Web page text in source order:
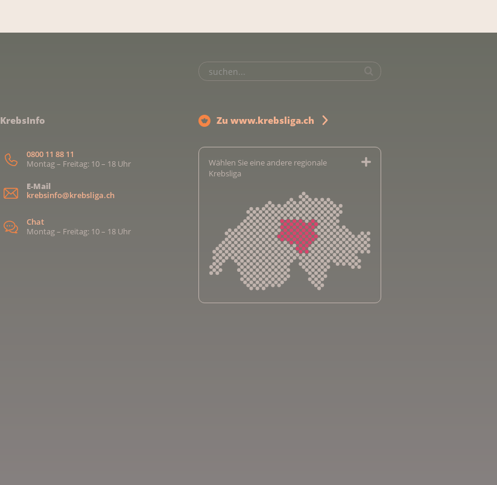
KrebsInfo
0800 11 88 11
Montag – Freitag: 10 – 18 Uhr
E-Mail
krebsinfo@krebsliga.ch
Chat
Montag – Freitag: 10 – 18 Uhr
Zu www.krebsliga.ch
Wählen Sie eine andere regionale
Krebsliga